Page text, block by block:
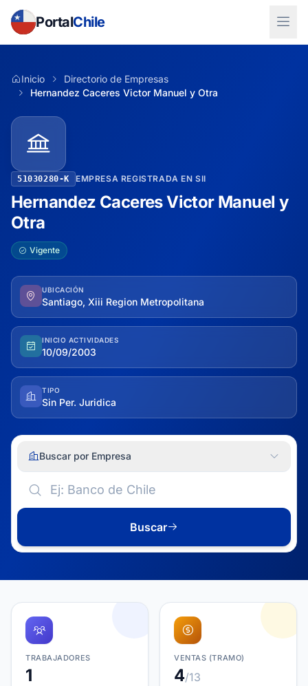
PortalChile
Inicio
Directorio de Empresas
Hernandez Caceres Victor Manuel y Otra
51030280-K EMPRESA REGISTRADA EN SII
Hernandez Caceres Victor Manuel y
Otra
Vigente
UBICACIÓN
Santiago, Xiii Region Metropolitana
INICIO ACTIVIDADES
10/09/2003
TIPO
Sin Per. Juridica
Buscar por Empresa
Buscar
TRABAJADORES
1
VENTAS (TRAMO)
4/13